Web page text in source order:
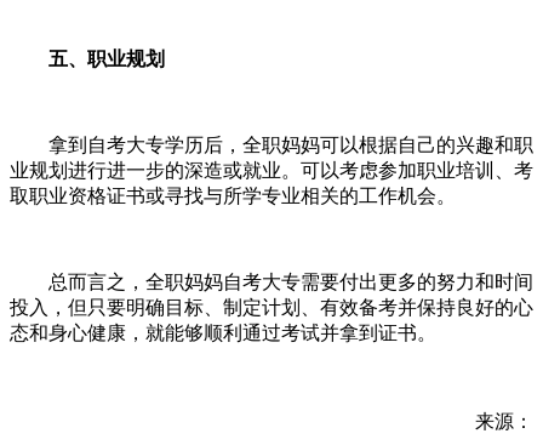
五、职业规划
拿到自考大专学历后，全职妈妈可以根据自己的兴趣和职
业规划进行进一步的深造或就业。可以考虑参加职业培训、考
取职业资格证书或寻找与所学专业相关的工作机会。
总而言之，全职妈妈自考大专需要付出更多的努力和时间
投入，但只要明确目标、制定计划、有效备考并保持良好的心
态和身心健康，就能够顺利通过考试并拿到证书。
来源：